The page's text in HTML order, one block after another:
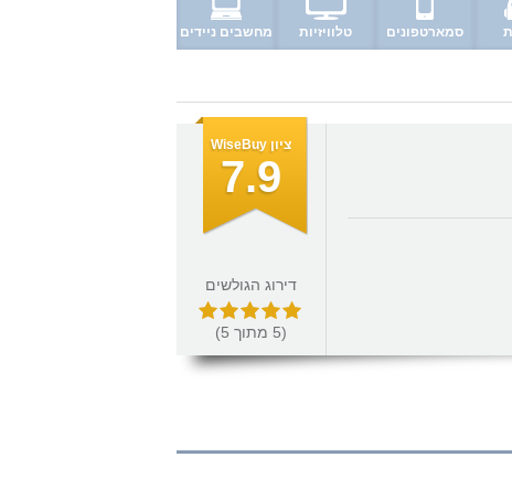
סמארטפונים טלוויזיות מחשבים ניידים
ציון WiseBuy
7.9
דירוג הגולשים
(
5 מתוך 5
)